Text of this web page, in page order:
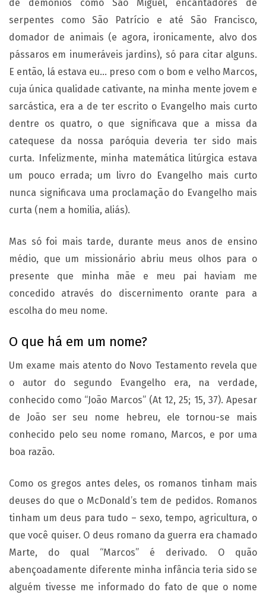
de demônios como São Miguel, encantadores de
serpentes como São Patrício e até São Francisco,
domador de animais (e agora, ironicamente, alvo dos
pássaros em inumeráveis jardins), só para citar alguns.
E então, lá estava eu… preso com o bom e velho Marcos,
cuja única qualidade cativante, na minha mente jovem e
sarcástica, era a de ter escrito o Evangelho mais curto
dentre os quatro, o que significava que a missa da
catequese da nossa paróquia deveria ter sido mais
curta. Infelizmente, minha matemática litúrgica estava
um pouco errada; um livro do Evangelho mais curto
nunca significava uma proclamação do Evangelho mais
curta (nem a homilia, aliás).
Mas só foi mais tarde, durante meus anos de ensino
médio, que um missionário abriu meus olhos para o
presente que minha mãe e meu pai haviam me
concedido através do discernimento orante para a
escolha do meu nome.
O que há em um nome?
Um exame mais atento do Novo Testamento revela que
o autor do segundo Evangelho era, na verdade,
conhecido como “João Marcos” (At 12, 25; 15, 37). Apesar
de João ser seu nome hebreu, ele tornou-se mais
conhecido pelo seu nome romano, Marcos, e por uma
boa razão.
Como os gregos antes deles, os romanos tinham mais
deuses do que o McDonald’s tem de pedidos. Romanos
tinham um deus para tudo – sexo, tempo, agricultura, o
que você quiser. O deus romano da guerra era chamado
Marte, do qual “Marcos” é derivado. O quão
abençoadamente diferente minha infância teria sido se
alguém tivesse me informado do fato de que o nome